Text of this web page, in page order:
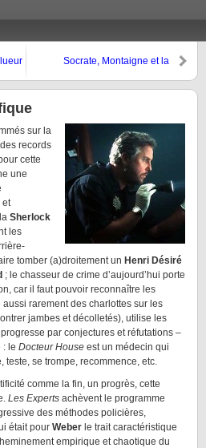
Socrate, Montaigne et la
sur la
records
cette
une
et
Sherlock
les
tomber (a)droitement un Henri Désiré
; le chasseur de crime d’aujourd’hui porte
car il faut pouvoir reconnaître les
rarement des charlottes sur les
jambes et décolletés), utilise les
par conjectures et réfutations –
: le Docteur House est un médecin qui
teste, se trompe, recommence, etc.
comme la fin, un progrès, cette
Les Experts achèvent le programme
des méthodes policières,
était pour Weber le trait caractéristique
empirique et chaotique du